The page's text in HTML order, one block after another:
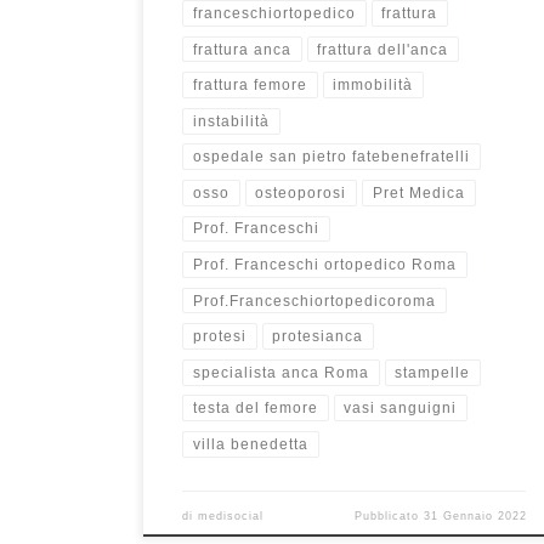
franceschiortopedico frattura
frattura anca frattura dell'anca
frattura femore immobilità
instabilità
ospedale san pietro fatebenefratelli
osso osteoporosi Pret Medica
Prof. Franceschi
Prof. Franceschi ortopedico Roma
Prof.Franceschiortopedicoroma
protesi protesianca
specialista anca Roma stampelle
testa del femore vasi sanguigni
villa benedetta
dimedisocial Pubblicato 31 Gennaio 2022